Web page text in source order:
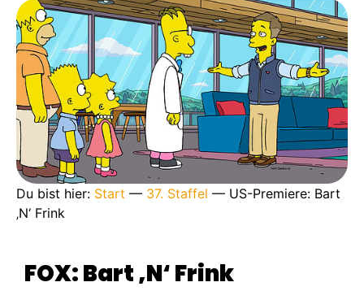
Du bist hier: Start — 37. Staffel — US-Premiere: Bart
‚N‘ Frink
FOX: Bart ‚N‘ Frink